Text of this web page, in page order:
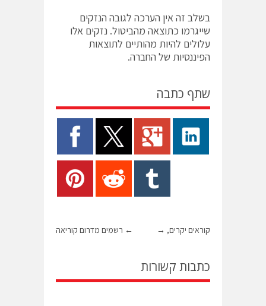
בשלב זה אין הערכה לגובה הנזקים
שייגרמו כתוצאה מהביטול. נזקים אלו
עלולים להיות מהותיים לתוצאות
הפיננסיות של החברה.
שתף כתבה
← רשמים מדרום קוריאה קוראים יקרים, →
כתבות קשורות